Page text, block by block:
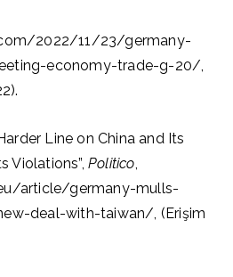
2022/11/23/germany-
economy-trade-g-20/,
Line on China and Its
Violations”, Politico,
article/germany-mulls-
deal-with-taiwan/, (Erişim